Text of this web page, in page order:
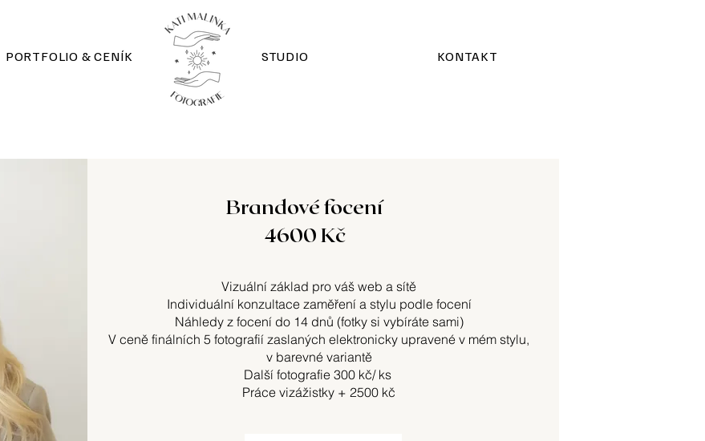
PORTFOLIO & CENÍK STUDIO KONTAKT
Brandové focení
4600 Kč
Vizuální základ pro váš web a sítě
Individuální konzultace zaměření a stylu podle focení
Náhledy z focení do 14 dnů (fotky si vybíráte sami)
V ceně finálních 5 fotografií zaslaných elektronicky upravené v mém stylu,
v barevné variantě
Další fotografie 300 kč/ ks
Práce vizážistky + 2500 kč